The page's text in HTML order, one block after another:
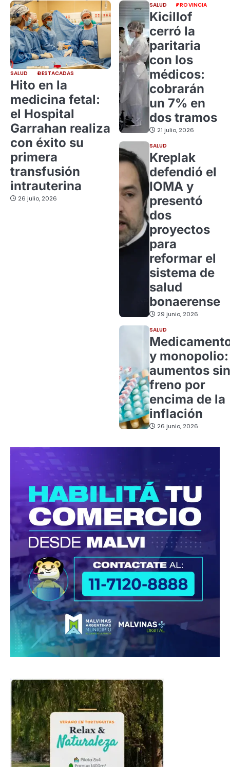
SALUD DESTACADAS
Hito en la
medicina fetal:
el Hospital
Garrahan realiza
con éxito su
primera
transfusión
intrauterina
26 julio, 2026
SALUD PROVINCIA
Kicillof
cerró la
paritaria
con los
médicos:
cobrarán
un 7% en
dos tramos
21 julio, 2026
SALUD
Kreplak
defendió el
IOMA y
presentó
dos
proyectos
para
reformar el
sistema de
salud
bonaerense
29 junio, 2026
SALUD
y monopolio:
aumentos sin
freno por
encima de la
inflación
26 junio, 2026